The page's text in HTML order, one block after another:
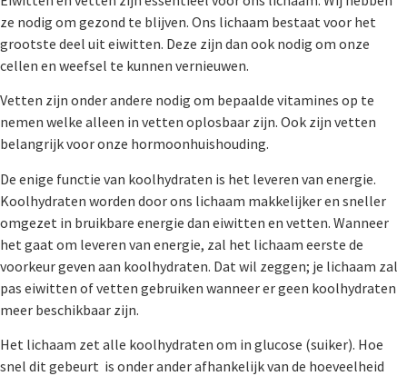
ze nodig om gezond te blijven. Ons lichaam bestaat voor het
grootste deel uit eiwitten. Deze zijn dan ook nodig om onze
cellen en weefsel te kunnen vernieuwen.
Vetten zijn onder andere nodig om bepaalde vitamines op te
nemen welke alleen in vetten oplosbaar zijn. Ook zijn vetten
belangrijk voor onze hormoonhuishouding.
De enige functie van koolhydraten is het leveren van energie.
Koolhydraten worden door ons lichaam makkelijker en sneller
omgezet in bruikbare energie dan eiwitten en vetten. Wanneer
het gaat om leveren van energie, zal het lichaam eerste de
voorkeur geven aan koolhydraten. Dat wil zeggen; je lichaam zal
pas eiwitten of vetten gebruiken wanneer er geen koolhydraten
meer beschikbaar zijn.
Het lichaam zet alle koolhydraten om in glucose (suiker). Hoe
snel dit gebeurt is onder ander afhankelijk van de hoeveelheid